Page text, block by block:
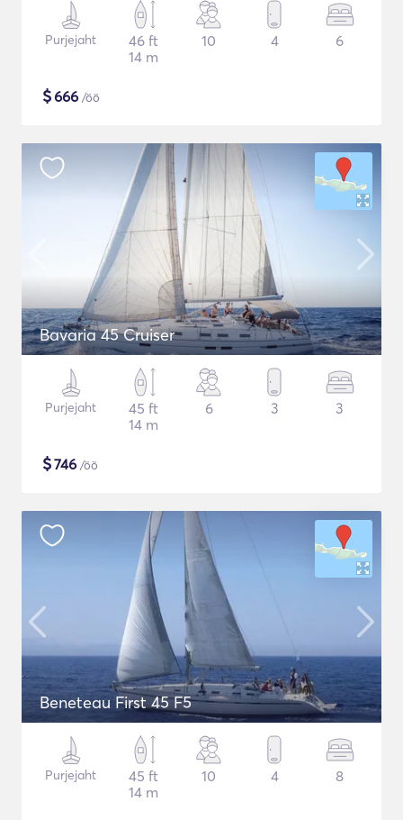
Purjejaht
46 ft
14 m
10 4 6
$666 /öö
Bavaria 45 Cruiser
Purjejaht
45 ft
14 m
6 3 3
$746 /öö
Beneteau First 45 F5
Purjejaht
45 ft
14 m
10 4 8